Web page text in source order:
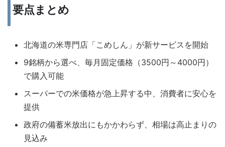
要点まとめ
北海道の米専門店「こめしん」が新サービスを開始
9銘柄から選べ、毎月固定価格（3500円～4000円）
で購入可能
スーパーでの米価格が急上昇する中、消費者に安心を
提供
政府の備蓄米放出にもかかわらず、相場は高止まりの
見込み